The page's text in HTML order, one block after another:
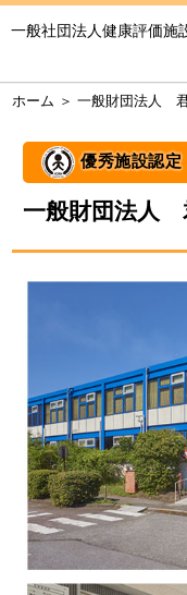
一般社団法人健康評価
ホーム ＞一般財団法人
優秀施設認定
一般財団法人